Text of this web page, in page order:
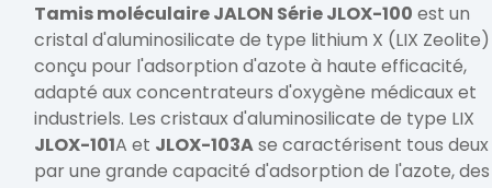
Tamis moléculaire JALON Série JLOX-100 est un
cristal d'aluminosilicate de type lithium X (LIX Zeolite)
conçu pour l'adsorption d'azote à haute efficacité,
adapté aux concentrateurs d'oxygène médicaux et
industriels. Les cristaux d'aluminosilicate de type LIX
JLOX-101A et JLOX-103Ase caractérisent tous deux
par une grande capacité d'adsorption de l'azote, des